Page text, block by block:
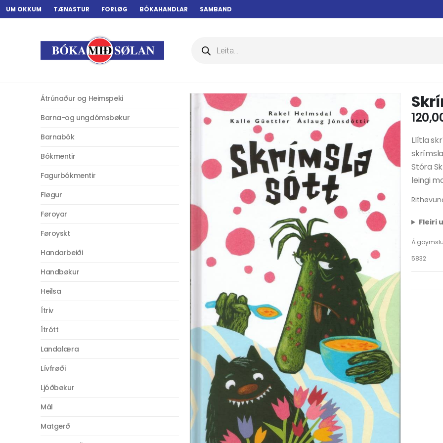
UM OKKUM TÆNASTUR FORLØG BÓKAHANDLAR SAMBAND
search
Llítla
Stóra
leingi
Fleiri
Á goymslu
5832
Átrúnaður og Heimspeki
Barna-og ungdómsbøkur
Barnabók
Bókmentir
Fagurbókmentir
Fløgur
Føroyar
Føroyskt
Handarbeiði
Handbøkur
Heilsa
Ítriv
Ítrótt
Landalæra
Lívfrøði
Ljóðbøkur
Mál
Matgerð